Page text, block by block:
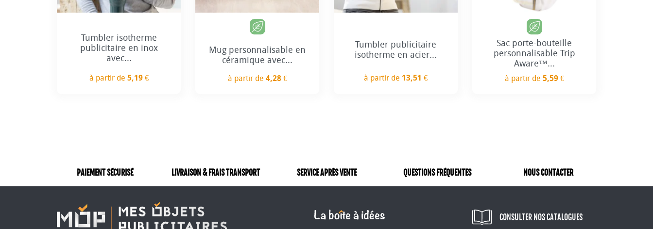
Tumbler isotherme
publicitaire en inox
avec...
à partir de 5,19 €
Mug personnalisable en
céramique avec...
à partir de 4,28 €
Tumbler publicitaire
isotherme en acier...
à partir de 13,51 €
Sac porte-bouteille
personnalisable Trip
Aware™...
à partir de 5,59 €
PAIEMENT SÉCURISÉ LIVRAISON & FRAIS TRANSPORT SERVICE APRÈS VENTE QUESTIONS FRÉQUENTES NOUS CONTACTER
CONSULTER NOS CATALOGUES